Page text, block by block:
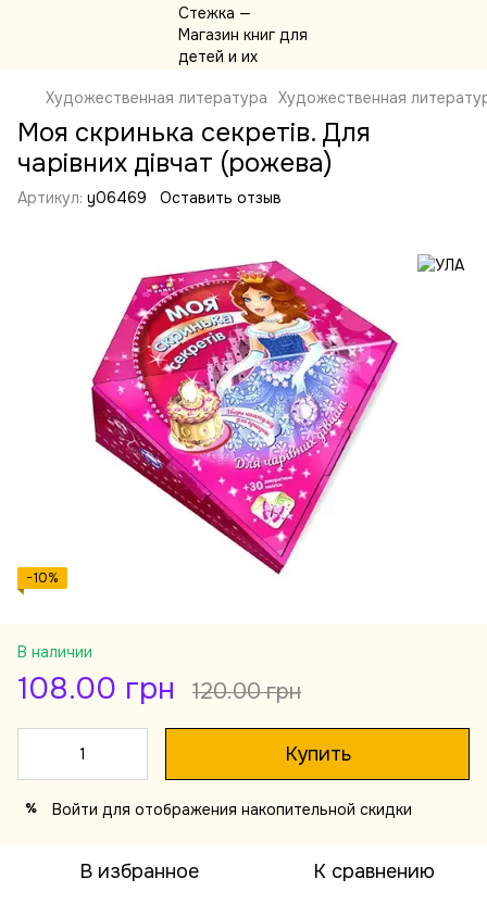
Художественная литература Художественная
Моя скринька секретів. Для
чарівних дівчат (рожева)
Артикул: y06469 Оставить отзыв
−10%
В наличии
108.00 грн 120.00 грн
Купить
% Войти для отображения накопительной скидки
В избранное К сравнению